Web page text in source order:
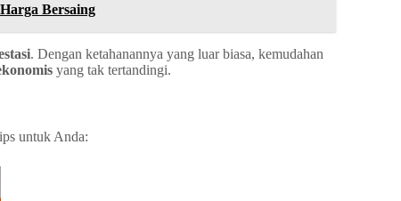
Bersaing
. Dengan ketahanannya yang luar biasa, kemudahan
yang tak tertandingi.
untuk Anda: